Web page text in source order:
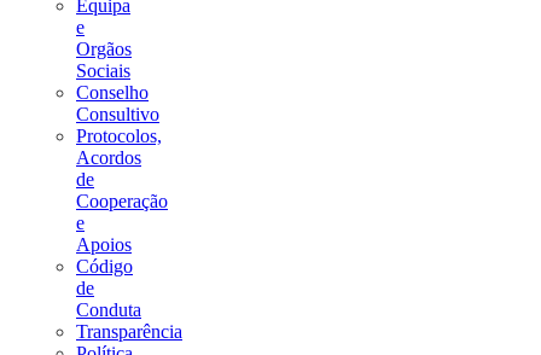
Equipa
e
Orgãos
Sociais
Conselho
Consultivo
Protocolos,
Acordos
de
Cooperação
e
Apoios
Código
de
Conduta
Transparência